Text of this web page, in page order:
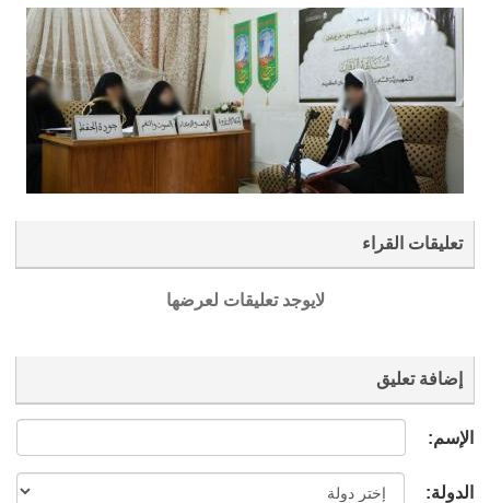
تعليقات القراء
لايوجد تعليقات لعرضها
إضافة تعليق
الإسم:
الدولة: